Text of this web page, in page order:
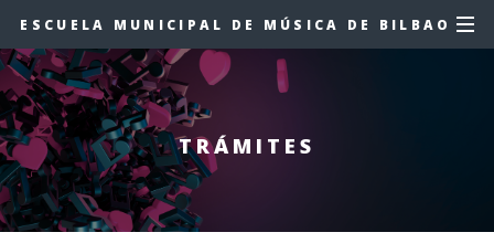
ESCUELA MUNICIPAL DE MÚSICA DE BILBAO
TRÁMITES